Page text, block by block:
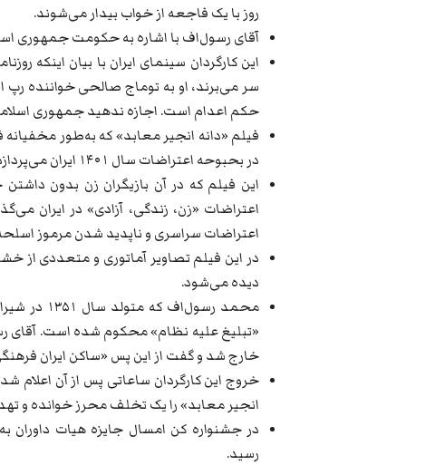
روز با یک فاجعه از خواب بیدار می‌شوند.
آقای رسول‌اف با اشاره به حکومت جمهوری
این کارگردان سینمای ایران با بیان اینکه
سر می‌برند، او به توماج صالحی خواننده رپ
حکم اعدام است. اجازه ندهید جمهوری
فیلم «دانه انجیر معابد» که به‌طور
در بحبوحه اعتراضات سال ۱۴۰۱ ایران می‌پردازد.
این فیلم که در آن بازیگران زن بدون
اعتراضات «‌زن، زندگی، آزادی» در ایران
اعتراضات سراسری و ناپدید شدن مرموز
در این فیلم تصاویر آماتوری و متعددی از
دیده می‌شود.
محمد
خارج شد و گفت از این پس «ساکن ایران
خروج این کارگردان ساعاتی پس از آن اعلام
انجیر معابد» را یک تخلف محرز خوانده و
در جشنواره کن امسال جایزه هیات داوران
رسید.